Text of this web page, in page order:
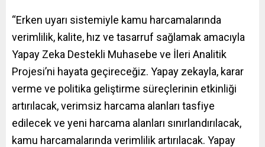
“Erken uyarı sistemiyle kamu harcamalarında
verimlilik, kalite, hız ve tasarruf sağlamak amacıyla
Yapay Zeka Destekli Muhasebe ve İleri Analitik
Projesi’ni hayata geçireceğiz. Yapay zekayla, karar
verme ve politika geliştirme süreçlerinin etkinliği
artırılacak, verimsiz harcama alanları tasfiye
edilecek ve yeni harcama alanları sınırlandırılacak,
kamu harcamalarında verimlilik artırılacak. Yapay